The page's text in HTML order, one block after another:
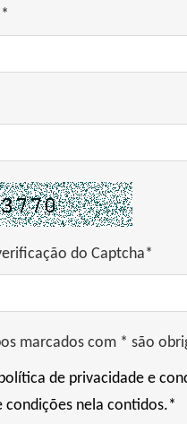
do Captcha*
marcados com * são
de privacidade e
condições nela contidos.*